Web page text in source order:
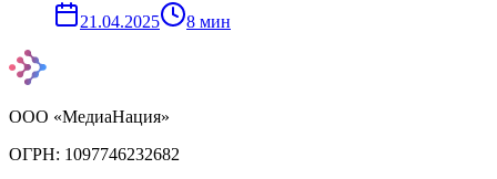
21.04.2025 8 мин
ООО «МедиаНация»
ОГРН: 1097746232682